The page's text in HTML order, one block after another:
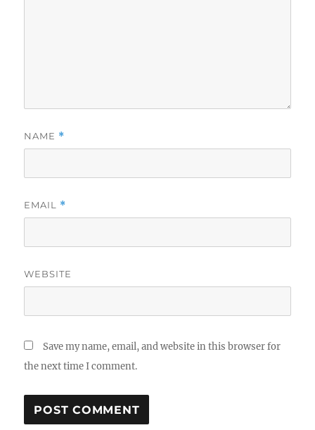
NAME *
EMAIL *
WEBSITE
Save my name, email, and website in this browser for
the next time I comment.